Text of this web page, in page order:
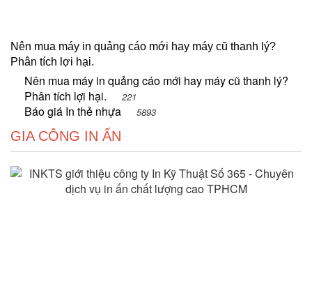
Nên mua máy in quảng cáo mới hay máy cũ thanh lý?
Phân tích lợi hại.
Nên mua máy in quảng cáo mới hay máy cũ thanh lý?
Phân tích lợi hại.
221
Báo giá In thẻ nhựa 5893
GIA CÔNG IN ẤN